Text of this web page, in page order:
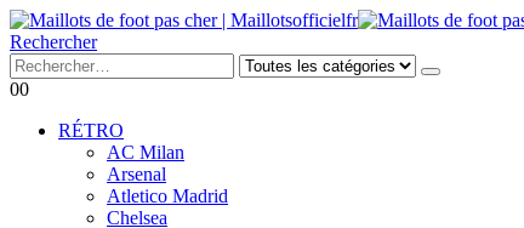
Rechercher
00
RÉTRO
AC Milan
Arsenal
Atletico Madrid
Chelsea